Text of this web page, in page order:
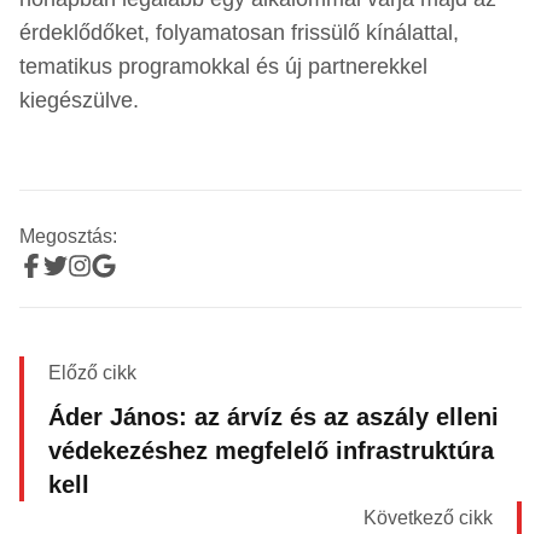
érdeklődőket, folyamatosan frissülő kínálattal,
tematikus programokkal és új partnerekkel
kiegészülve.
Megosztás:
Előző cikk
Áder János: az árvíz és az aszály elleni
védekezéshez megfelelő infrastruktúra
kell
Következő cikk